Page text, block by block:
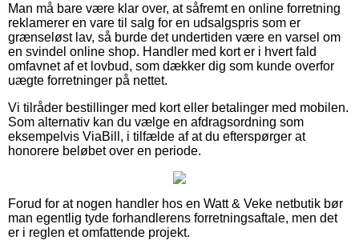
Man må bare være klar over, at såfremt en online forretning
reklamerer en vare til salg for en udsalgspris som er
grænseløst lav, så burde det undertiden være en varsel om
en svindel online shop. Handler med kort er i hvert fald
omfavnet af et lovbud, som dækker dig som kunde overfor
uægte forretninger på nettet.
Vi tilråder bestillinger med kort eller betalinger med mobilen.
Som alternativ kan du vælge en afdragsordning som
eksempelvis ViaBill, i tilfælde af at du efterspørger at
honorere beløbet over en periode.
Forud for at nogen handler hos en Watt & Veke netbutik bør
man egentlig tyde forhandlerens forretningsaftale, men det
er i reglen et omfattende projekt.